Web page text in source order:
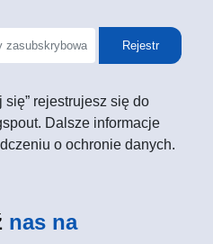
Rejestr
się” rejestrujesz się do
Dalsze informacje
o ochronie danych.
nas na